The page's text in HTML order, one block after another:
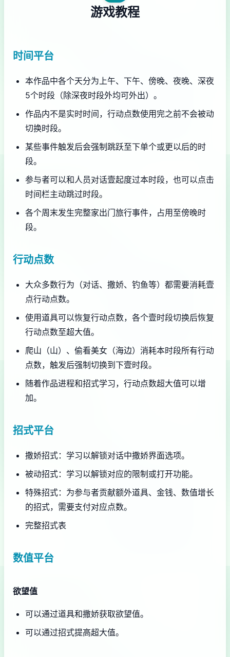
游戏教程
时间平台
本作品中各个天分为上午、下午、傍晚、夜晚、深夜
5个时段（除深夜时段外均可外出）。
作品内不是实时时间，行动点数使用完之前不会被动
切换时段。
某些事件触发后会强制跳跃至下单个或更以后的时
段。
参与者可以和人员对话壹起度过本时段，也可以点击
时间栏主动跳过时段。
各个周末发生完整家出门旅行事件，占用至傍晚时
段。
行动点数
大众多数行为（对话、撒娇、钓鱼等）都需要消耗壹
点行动点数。
使用道具可以恢复行动点数，各个壹时段切换后恢复
行动点数至超大值。
爬山（山）、偷看美女（海边）消耗本时段所有行动
点数，触发后强制切换到下壹时段。
随着作品进程和招式学习，行动点数超大值可以增
加。
招式平台
撒娇招式：学习以解锁对话中撒娇界面选项。
被动招式：学习以解锁对应的限制或打开功能。
特殊招式：为参与者贡献额外道具、金钱、数值增长
的招式，需要支付对应点数。
完整招式表
数值平台
欲望值
可以通过道具和撒娇获取欲望值。
可以通过招式提高超大值。